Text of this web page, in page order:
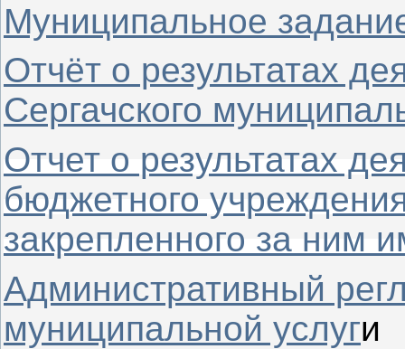
Муниципальное
Отчёт о результатах
Сергачского
Отчет о результатах
бюджетного
закрепленного за ним
Административный
муниципальной услуги